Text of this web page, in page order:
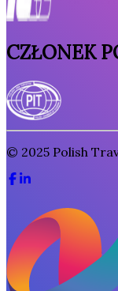
CZŁONEK
© 2025 Polish